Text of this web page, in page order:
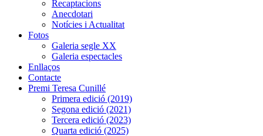
Recaptacions
Anecdotari
Notícies i Actualitat
Fotos
Galeria segle XX
Galeria espectacles
Enllaços
Contacte
Premi Teresa Cunillé
Primera edició (2019)
Segona edició (2021)
Tercera edició (2023)
Quarta edició (2025)